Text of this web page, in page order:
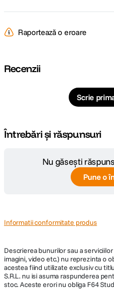
Raportează o eroare
Recenzii
Scrie
Întrebări și răspunsuri
Nu găsești
Pune o
Informatii conformitate produs
Descrierea bunurilor sau a
imagini, video etc.) nu reprezinta o
acestea fiind utilizate exclusiv cu
S.R.L. nu isi asuma raspunderea
stoc. Aceste erori nu obliga F64